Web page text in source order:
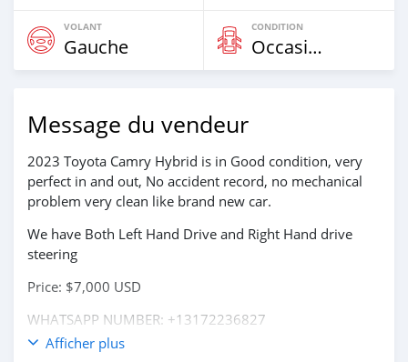
VOLANT
Gauche
CONDITION
Occasion
Message du vendeur
2023 Toyota Camry Hybrid is in Good condition, very
perfect in and out, No accident record, no mechanical
problem very clean like brand new car.
We have Both Left Hand Drive and Right Hand drive
steering
Price: $7,000 USD
WHATSAPP NUMBER: +13172236827
CONTACT EMAIL: lucansachezs@hotmail.com
Afficher plus